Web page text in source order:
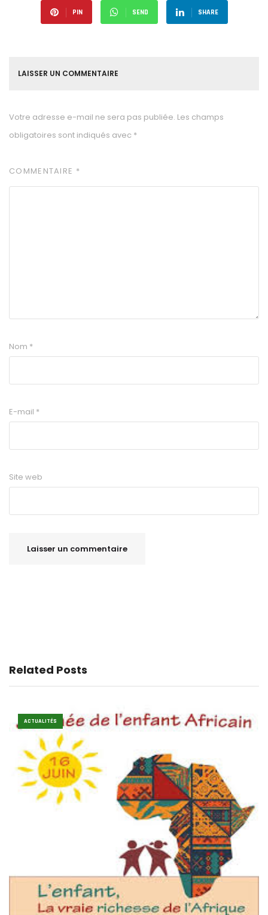
PIN SEND SHARE
LAISSER UN COMMENTAIRE
Votre adresse e-mail ne sera pas publiée. Les champs
obligatoires sont indiqués avec *
COMMENTAIRE *
Nom *
E-mail *
Site web
Related Posts
ACTUALITÉS